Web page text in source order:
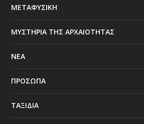
ΜΕΤΑΦΥΣΙΚΗ
ΜΥΣΤΗΡΙΑ ΤΗΣ ΑΡΧΑΙΟΤΗΤΑΣ
ΝΕΑ
ΠΡΟΣΩΠΑ
ΤΑΞΙΔΙΑ